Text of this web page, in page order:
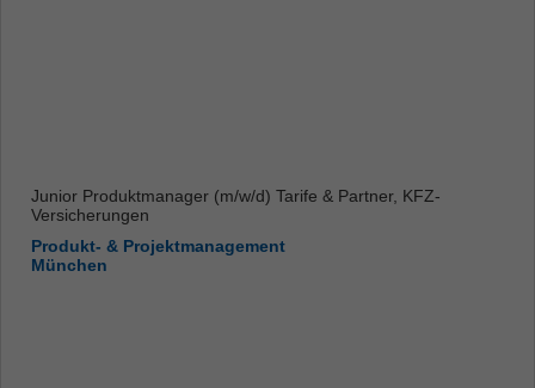
Junior Produktmanager (m/w/d) Tarife & Partner, KFZ-
Versicherungen
Produkt- & Projektmanagement
München